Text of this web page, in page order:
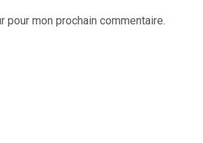
pour mon prochain commentaire.